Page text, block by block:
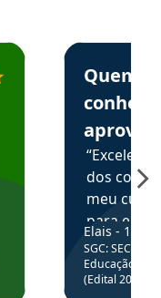
Concursos em
Estudante
Quem
aprova
dos
meu
para
colocar
através
de
Elais - 15/
SGC: SEC BA
Educação
(Edital